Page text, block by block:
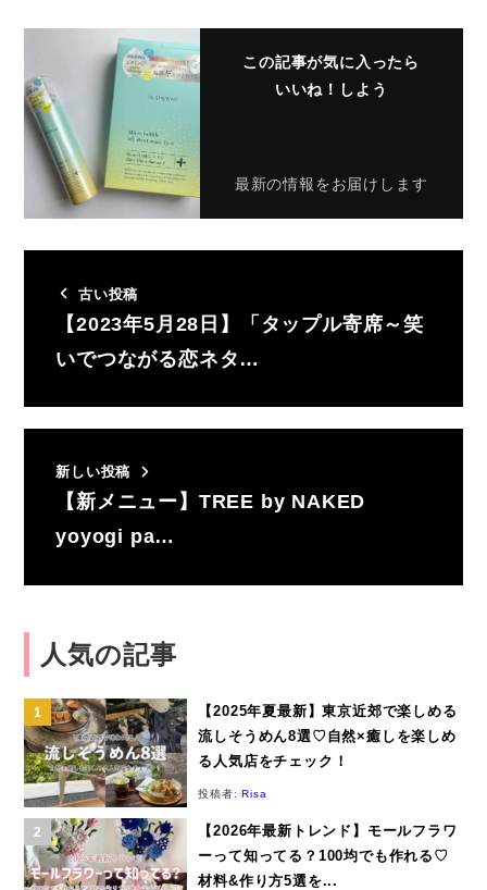
この記事が気に入ったら
いいね！しよう
最新の情報をお届けします
古い投稿
【2023年5月28日】「タップル寄席～笑
いでつながる恋ネタ…
新しい投稿
【新メニュー】TREE by NAKED
yoyogi pa…
人気の記事
【2025年夏最新】東京近郊で楽しめる
流しそうめん8選♡自然×癒しを楽しめ
る人気店をチェック！
投稿者:Risa
【2026年最新トレンド】モールフラワ
ーって知ってる？100均でも作れる♡
材料&作り方5選を...